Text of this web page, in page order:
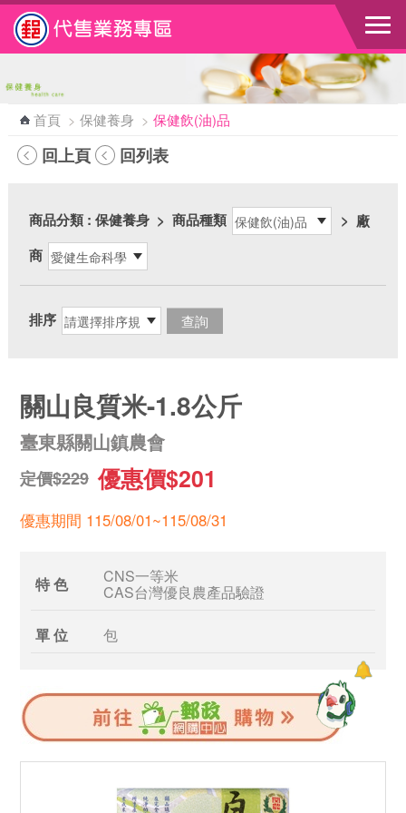
跳到主要內容區塊
首頁 > 保健養身 > 保健飲(油)品
回上頁 回列表
商品分類: 保健養身 > 商品種類 > 廠
商
排序
關山良質米-1.8公斤
臺東縣關山鎮農會
定價$229 優惠價$201
優惠期間 115/08/01~115/08/31
特 色 CNS一等米
CAS台灣優良農產品驗證
單 位 包